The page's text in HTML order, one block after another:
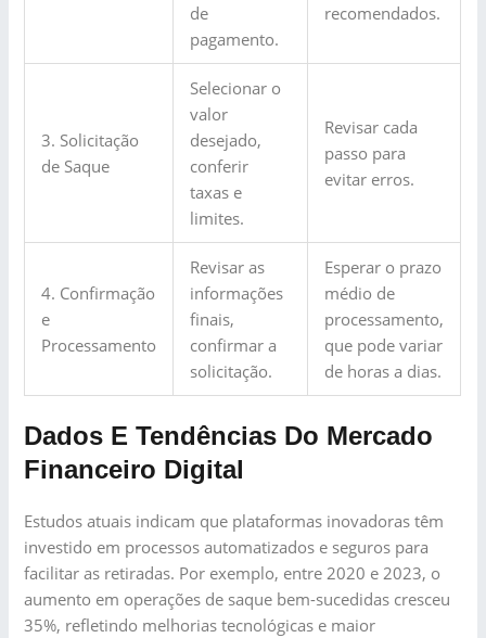
de
pagamento.
recomendados.
3. Solicitação
de Saque
Selecionar o
valor
desejado,
conferir
taxas e
limites.
Revisar cada
passo para
evitar erros.
4. Confirmação
e
Processamento
Revisar as
informações
finais,
confirmar a
solicitação.
Esperar o prazo
médio de
processamento,
que pode variar
de horas a dias.
Dados E Tendências Do Mercado
Financeiro Digital
Estudos atuais indicam que plataformas inovadoras têm
investido em processos automatizados e seguros para
facilitar as retiradas. Por exemplo, entre 2020 e 2023, o
aumento em operações de saque bem-sucedidas cresceu
35%, refletindo melhorias tecnológicas e maior